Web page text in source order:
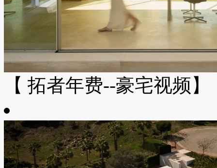
【 拓者年费--豪宅视频】